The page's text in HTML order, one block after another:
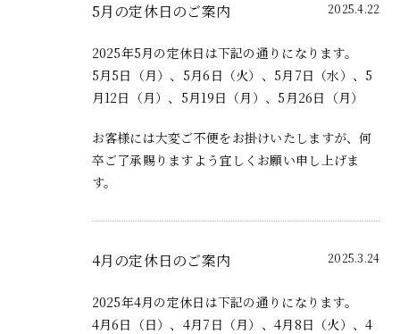
2025.4.22
5月の定休日のご案内
2025年5月の定休日は下記の通りになります。
5月5日（月）、5月6日（火）、5月7日（水）、5
月12日（月）、5月19日（月）、5月26日（月）
お客様には大変ご不便をお掛けいたしますが、何
卒ご了承賜りますよう宜しくお願い申し上げま
す。
2025.3.24
4月の定休日のご案内
2025年4月の定休日は下記の通りになります。
4月6日（日）、4月7日（月）、4月8日（火）、4